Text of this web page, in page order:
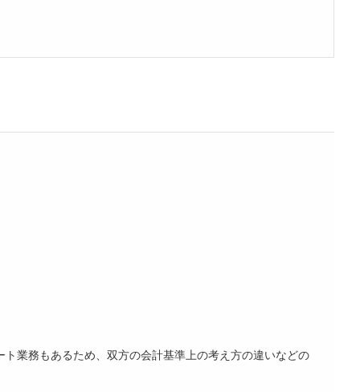
業務もあるため、双方の会計基準上の考え方の違いなどの